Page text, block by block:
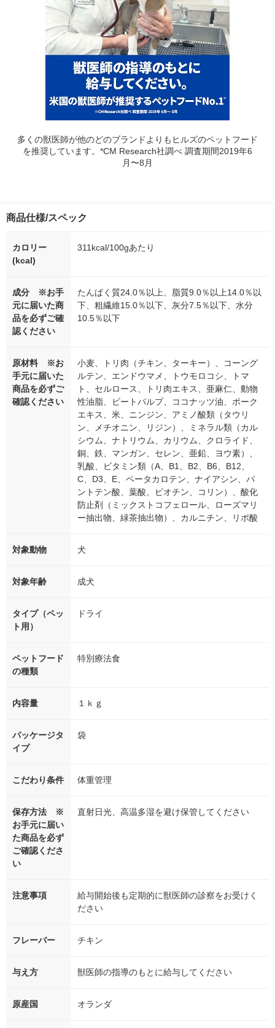
多くの獣医師が他のどのブランドよりもヒルズのペットフード
を推奨しています。*CM Research社調べ 調査期間2019年6
月〜8月
商品仕様/スペック
カロリー
(kcal)
311kcal/100gあたり
成分 ※お手
元に届いた商
品を必ずご確
認ください
たんぱく質24.0％以上、脂質9.0％以上14.0％以
下、粗繊維15.0％以下、灰分7.5％以下、水分
10.5％以下
原材料 ※お
手元に届いた
商品を必ずご
確認ください
小麦、トリ肉（チキン、ターキー）、コーング
ルテン、エンドウマメ、トウモロコシ、トマ
ト、セルロース、トリ肉エキス、亜麻仁、動物
性油脂、ビートパルプ、ココナッツ油、ポーク
エキス、米、ニンジン、アミノ酸類（タウリ
ン、メチオニン、リジン）、ミネラル類（カル
シウム、ナトリウム、カリウム、クロライド、
銅、鉄、マンガン、セレン、亜鉛、ヨウ素）、
乳酸、ビタミン類（A、B1、B2、B6、B12、
C、D3、E、ベータカロテン、ナイアシン、パ
ントテン酸、葉酸、ビオチン、コリン）、酸化
防止剤（ミックストコフェロール、ローズマリ
ー抽出物、緑茶抽出物）、カルニチン、リポ酸
対象動物 犬
対象年齢 成犬
タイプ（ペッ
ト用）
ドライ
ペットフード
の種類
特別療法食
内容量 １ｋｇ
パッケージタ
イプ
袋
こだわり条件 体重管理
保存方法 ※
お手元に届い
た商品を必ず
ご確認くださ
い
直射日光、高温多湿を避け保管してください
注意事項
給与開始後も定期的に獣医師の診察をお受けく
ださい
フレーバー チキン
与え方 獣医師の指導のもとに給与してください
原産国 オランダ